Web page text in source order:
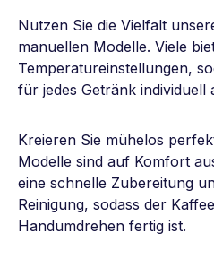
Nutzen Sie die Vielfalt
manuellen Modelle. Viele
Temperatureinstellungen,
für jedes Getränk individuell
Kreieren Sie mühelos
Modelle sind auf Komfort
eine schnelle Zubereitung
Reinigung, sodass der
Handumdrehen fertig ist.